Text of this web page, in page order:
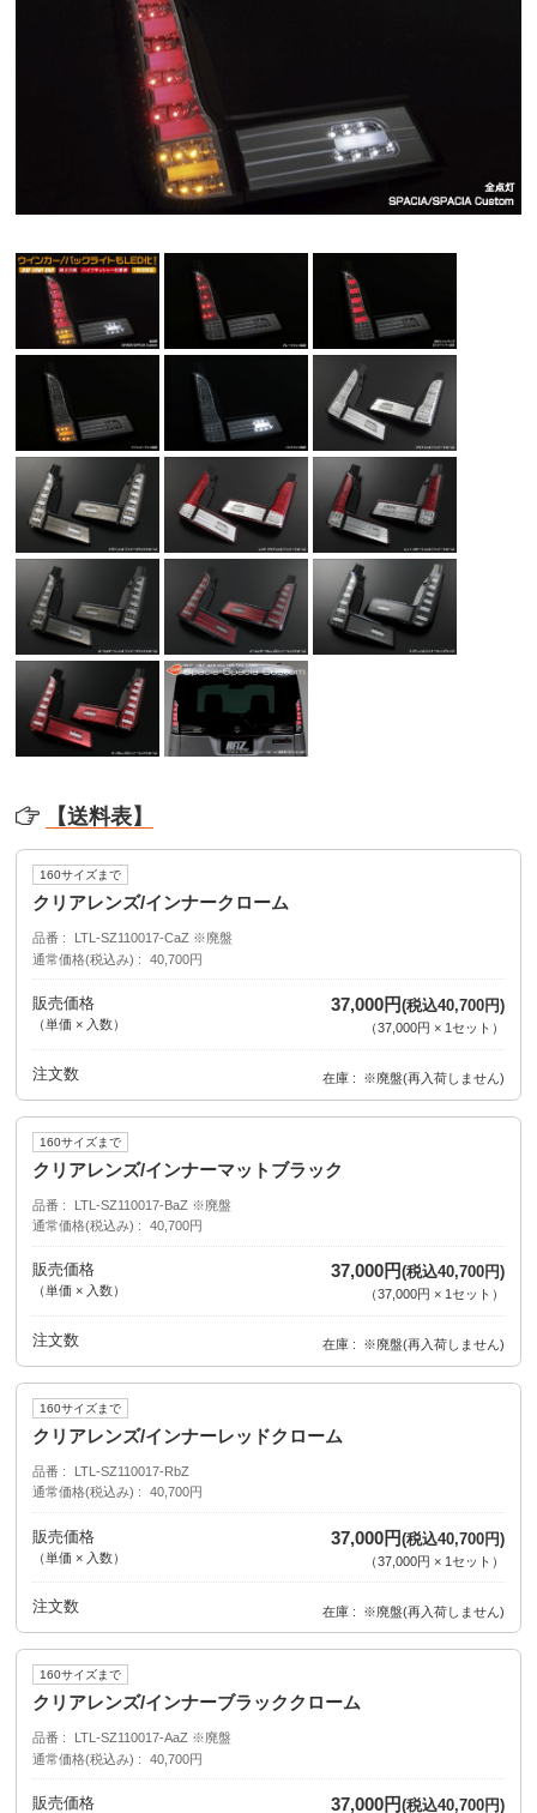
【送料表】
160サイズまで
クリアレンズ/インナークローム
品番
LTL-SZ110017-CaZ ※廃盤
通常価格(税込み)
40,700円
販売価格
（単価 × 入数）
37,000円(税込40,700円)
（37,000円 × 1セット ）
注文数 在庫 ※廃盤(再入荷しません)
160サイズまで
クリアレンズ/インナーマットブラック
品番
LTL-SZ110017-BaZ ※廃盤
通常価格(税込み)
40,700円
販売価格
（単価 × 入数）
37,000円(税込40,700円)
（37,000円 × 1 セット ）
注文数 在庫 ※廃盤(再入荷しません)
160サイズまで
クリアレンズ/インナーレッドクローム
品番
LTL-SZ110017-RbZ
通常価格(税込み)
40,700円
販売価格
（単価 × 入数）
37,000円(税込40,700円)
（37,000円 × 1セット ）
注文数 在庫 ※廃盤(再入荷しません)
160サイズまで
クリアレンズ/インナーブラッククローム
品番
LTL-SZ110017-AaZ ※廃盤
通常価格(税込み)
40,700円
販売価格 37,000円(税込40,700円)